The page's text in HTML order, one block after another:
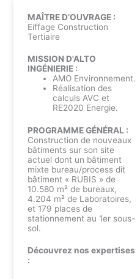
MAÎTRE D’OUVRAGE :
Eiffage Construction
Tertiaire
MISSION D'ALTO
INGÉNIERIE :
AMO Environnement.
Réalisation des
calculs AVC et
RE2020 Energie.
PROGRAMME GÉNÉRAL :
Construction de nouveaux
bâtiments sur son site
actuel dont un bâtiment
mixte bureau/process dit
bâtiment « RUBIS » de
10.580 m² de bureaux,
4.204 m² de Laboratoires,
et 179 places de
stationnement au 1er sous-
sol.
Découvrez nos expertises
: